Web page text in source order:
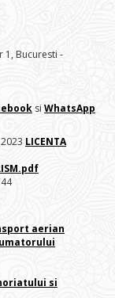
1, Bucuresti -
si WhatsApp
LICENTA
aerian
si